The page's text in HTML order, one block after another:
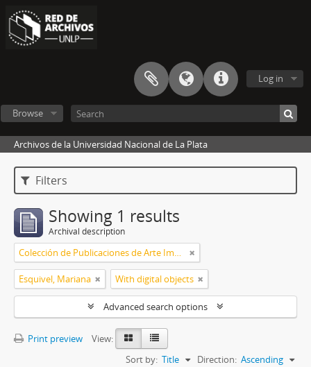
Log in
Browse
Archivos de la Universidad Nacional de La Plata
Filters
Showing 1 results
Archival description
Colección de Publicaciones de Arte Impreso
Esquivel, Mariana With digital objects
Advanced search options
Print preview
View:
Sort by: Title Direction: Ascending